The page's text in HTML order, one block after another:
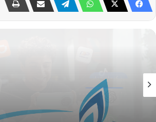
بترول وطاقة
بيان توضيحي صادر عن شركة ناتجاس